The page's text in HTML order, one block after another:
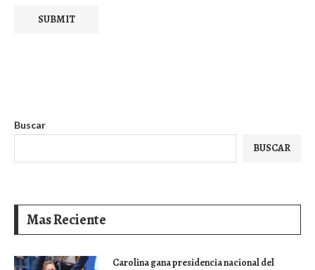
Buscar
BUSCAR
Mas Reciente
Carolina gana presidencia nacional del